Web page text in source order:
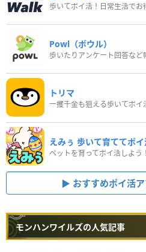
Powl（ポウル）
トリマ
一攫千金も狙える歩いてポイ
えみぅ 歩いて育ててポ
おすすめポイ活
モンハンワイルズの人気記事